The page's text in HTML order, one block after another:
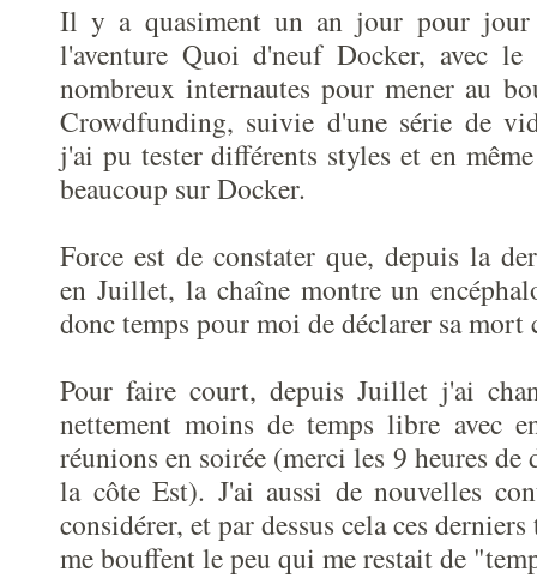
Il y a quasiment un an jour pour jour
l'aventure Quoi d'neuf Docker, avec le
nombreux internautes pour mener au
Crowdfunding, suivie d'une série de
j'ai pu tester différents styles et en
beaucoup sur Docker.
Force est de constater que, depuis la
en Juillet, la chaîne montre un
donc temps pour moi de déclarer sa
Pour faire court, depuis Juillet j'ai
nettement moins de temps libre avec
réunions en soirée (merci les 9 heures de
la côte Est). J'ai aussi de nouvelles
considérer, et par dessus cela ces
me bouffent le peu qui me restait de